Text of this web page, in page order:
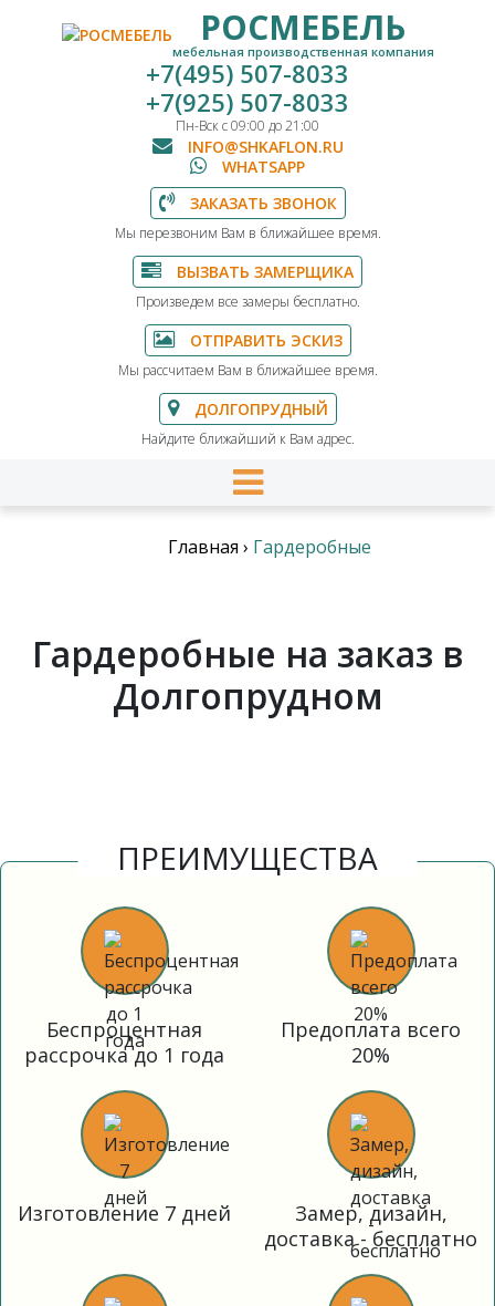
РОСМЕБЕЛЬ
мебельная производственная компания
+7(495) 507-8033
+7(925) 507-8033
Пн-Вск с 09:00 до 21:00
INFO@SHKAFLON.RU
WHATSAPP
ЗАКАЗАТЬ ЗВОНОК
Мы перезвоним Вам в ближайшее время.
ВЫЗВАТЬ ЗАМЕРЩИКА
Произведем все замеры бесплатно.
ОТПРАВИТЬ ЭСКИЗ
Мы рассчитаем Вам в ближайшее время.
ДОЛГОПРУДНЫЙ
Найдите ближайший к Вам адрес.
Главная › Гардеробные
Гардеробные на заказ в
Долгопрудном
ПРЕИМУЩЕСТВА
Беспроцентная
рассрочка до 1 года
Предоплата всего
20%
Изготовление 7 дней
Замер, дизайн,
доставка - бесплатно